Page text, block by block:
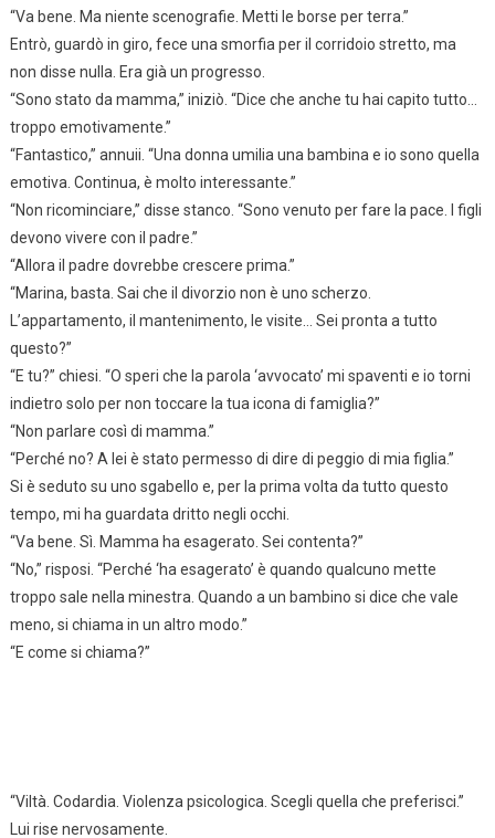
“Va bene. Ma niente scenografie. Metti le borse per terra.”
Entrò, guardò in giro, fece una smorfia per il corridoio stretto, ma
non disse nulla. Era già un progresso.
“Sono stato da mamma,” iniziò. “Dice che anche tu hai capito tutto…
troppo emotivamente.”
“Fantastico,” annuii. “Una donna umilia una bambina e io sono quella
emotiva. Continua, è molto interessante.”
“Non ricominciare,” disse stanco. “Sono venuto per fare la pace. I figli
devono vivere con il padre.”
“Allora il padre dovrebbe crescere prima.”
“Marina, basta. Sai che il divorzio non è uno scherzo.
L’appartamento, il mantenimento, le visite… Sei pronta a tutto
questo?”
“E tu?” chiesi. “O speri che la parola ‘avvocato’ mi spaventi e io torni
indietro solo per non toccare la tua icona di famiglia?”
“Non parlare così di mamma.”
“Perché no? A lei è stato permesso di dire di peggio di mia figlia.”
Si è seduto su uno sgabello e, per la prima volta da tutto questo
tempo, mi ha guardata dritto negli occhi.
“Va bene. Sì. Mamma ha esagerato. Sei contenta?”
“No,” risposi. “Perché ‘ha esagerato’ è quando qualcuno mette
troppo sale nella minestra. Quando a un bambino si dice che vale
meno, si chiama in un altro modo.”
“E come si chiama?”
“Viltà. Codardia. Violenza psicologica. Scegli quella che preferisci.”
Lui rise nervosamente.